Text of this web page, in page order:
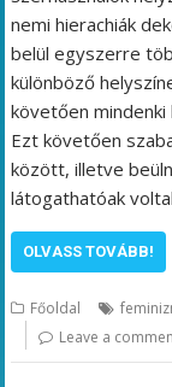
nemi hierachiák
belül egyszerre
különböző
követően
Ezt követően
között, illetve
látogathatóak
OLVASS TOVÁBB!
Főoldal
Leave a